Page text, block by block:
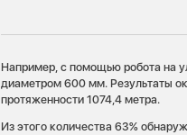
Например, с помощью робота на
диаметром 600 мм. Результаты
протяженности 1074,4 метра.
Из этого количества 63%